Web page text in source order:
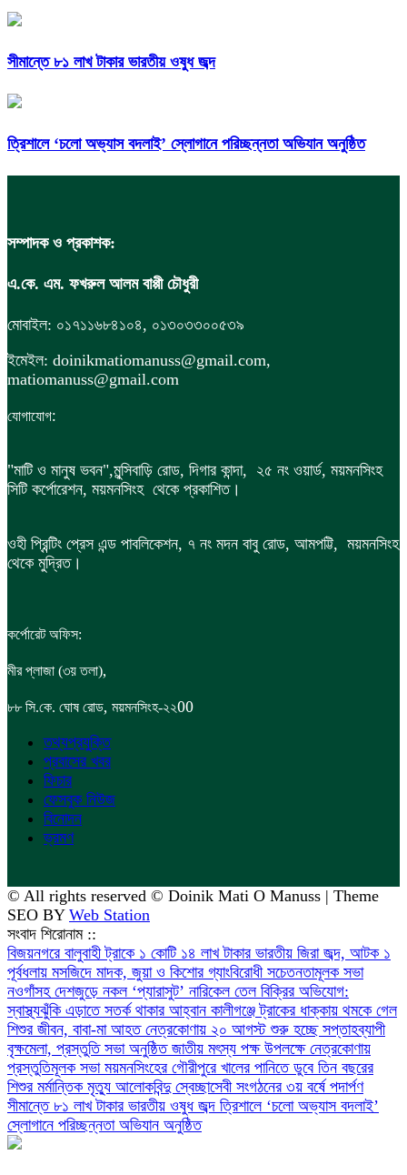
সীমান্তে ৮১ লাখ টাকার ভারতীয় ওষুধ জব্দ
‎ত্রিশালে ‘চলো অভ্যাস বদলাই’ স্লোগানে পরিচ্ছন্নতা অভিযান অনুষ্ঠিত
সম্পাদক ও প্রকাশক:
এ.কে. এম. ফখরুল আলম বাপ্পী চৌধুরী
মোবাইল: ০১৭১১৬৮৪১০৪, ০১৩০৩৩০০৫৩৯
ইমেইল: doinikmatiomanuss@gmail.com,
matiomanuss@gmail.com
যোগাযোগ:
"মাটি ও মানুষ ভবন",মুন্সিবাড়ি রোড, দিগার কান্দা, ২৫ নং ওয়ার্ড, ময়মনসিংহ
সিটি কর্পোরেশন, ময়মনসিংহ থেকে প্রকাশিত।
ওহী প্রিন্টিং প্রেস এন্ড পাবলিকেশন, ৭ নং মদন বাবু রোড, আমপট্টি, ময়মনসিংহ
থেকে মুদ্রিত।
কর্পোরেট অফিস:
মীর প্লাজা (৩য় তলা),
৮৮ সি.কে. ঘোষ রোড, ময়মনসিংহ-২২00
তথ্যপ্রযুক্তি
প্রবাসের খবর
ফিচার
ফেসবুক নিউজ
বিনোদন
ভ্রমণ
© All rights reserved © Doinik Mati O Manuss | Theme
SEO BY Web Station
সংবাদ শিরোনাম ::
বিজয়নগরে বালুবাহী ট্রাকে ১ কোটি ১৪ লাখ টাকার ভারতীয় জিরা জব্দ, আটক ১
পূর্বধলায় মসজিদে মাদক, জুয়া ও কিশোর গ্যাংবিরোধী সচেতনতামূলক সভা
নওগাঁসহ দেশজুড়ে নকল ‘প্যারাসুট’ নারিকেল তেল বিক্রির অভিযোগ:
স্বাস্থ্যঝুঁকি এড়াতে সতর্ক থাকার আহ্বান কালীগঞ্জে ট্রাকের ধাক্কায় থমকে গেল
শিশুর জীবন, বাবা-মা আহত নেত্রকোণায় ২০ আগস্ট শুরু হচ্ছে সপ্তাহব্যাপী
বৃক্ষমেলা, প্রস্তুতি সভা অনুষ্ঠিত জাতীয় মৎস্য পক্ষ উপলক্ষে নেত্রকোণায়
প্রস্তুতিমূলক সভা ময়মনসিংহের গৌরীপুরে খালের পানিতে ডুবে তিন বছরের
শিশুর মর্মান্তিক মৃত্যু আলোকবিন্দু স্বেচ্ছাসেবী সংগঠনের ৩য় বর্ষে পদার্পণ
সীমান্তে ৮১ লাখ টাকার ভারতীয় ওষুধ জব্দ ‎ত্রিশালে ‘চলো অভ্যাস বদলাই’
স্লোগানে পরিচ্ছন্নতা অভিযান অনুষ্ঠিত